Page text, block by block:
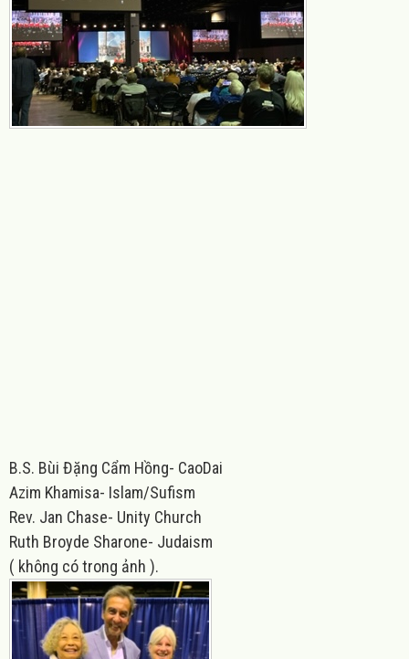
B.S. Bùi Đặng Cẩm Hồng- CaoDai
Azim Khamisa- Islam/Sufism
Rev. Jan Chase- Unity Church
Ruth Broyde Sharone- Judaism
( không có trong ảnh ).